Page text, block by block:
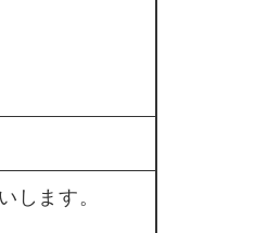
します。